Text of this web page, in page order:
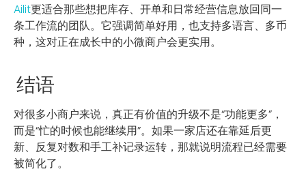
Ailit更适合那些想把库存、开单和日常经营信息放回同一
条工作流的团队。它强调简单好用，也支持多语言、多币
种，这对正在成长中的小微商户会更实用。
结语
对很多小商户来说，真正有价值的升级不是“功能更多”，
而是“忙的时候也能继续用”。如果一家店还在靠延后更
新、反复对数和手工补记录运转，那就说明流程已经需要
被简化了。